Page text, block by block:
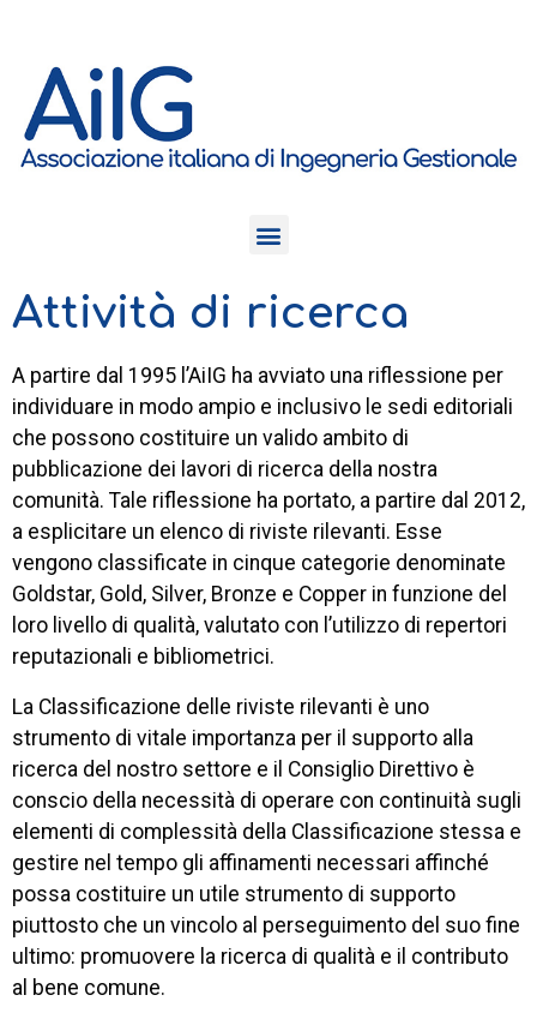
Attività di ricerca
A partire dal 1995 l’AiIG ha avviato una riflessione per
individuare in modo ampio e inclusivo le sedi editoriali
che possono costituire un valido ambito di
pubblicazione dei lavori di ricerca della nostra
comunità. Tale riflessione ha portato, a partire dal 2012,
a esplicitare un elenco di riviste rilevanti. Esse
vengono classificate in cinque categorie denominate
Goldstar, Gold, Silver, Bronze e Copper in funzione del
loro livello di qualità, valutato con l’utilizzo di repertori
reputazionali e bibliometrici.
La Classificazione delle riviste rilevanti è uno
strumento di vitale importanza per il supporto alla
ricerca del nostro settore e il Consiglio Direttivo è
conscio della necessità di operare con continuità sugli
elementi di complessità della Classificazione stessa e
gestire nel tempo gli affinamenti necessari affinché
possa costituire un utile strumento di supporto
piuttosto che un vincolo al perseguimento del suo fine
ultimo: promuovere la ricerca di qualità e il contributo
al bene comune.